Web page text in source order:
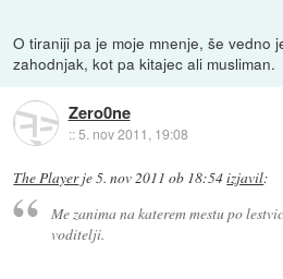
O tiraniji pa je moje mnenje, še vedno
zahodnjak, kot pa kitajec ali musliman.
Zero0ne
::5. nov 2011, 19:08
The Playerje5. nov 2011 ob 18:54izjavil:
Me zanima na katerem mestu po
voditelji.